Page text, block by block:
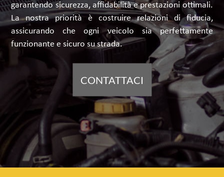
garantendo sicurezza, affidabilità e prestazioni ottimali.
La nostra priorità è costruire relazioni di fiducia,
assicurando che ogni veicolo sia perfettamente
funzionante e sicuro su strada.
CONTATTACI